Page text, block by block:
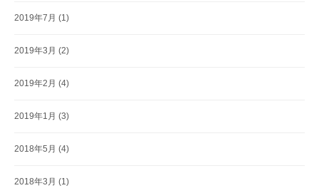
2019年7月 (1)
2019年3月 (2)
2019年2月 (4)
2019年1月 (3)
2018年5月 (4)
2018年3月 (1)